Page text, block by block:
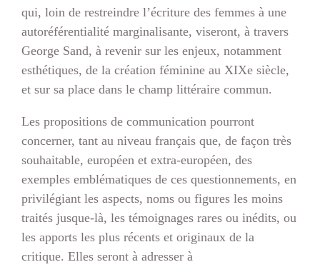
qui, loin de restreindre l’écriture des femmes à une
autoréférentialité marginalisante, viseront, à travers
George Sand, à revenir sur les enjeux, notamment
esthétiques, de la création féminine au XIXe siècle,
et sur sa place dans le champ littéraire commun.
Les propositions de communication pourront
concerner, tant au niveau français que, de façon très
souhaitable, européen et extra-européen, des
exemples emblématiques de ces questionnements, en
privilégiant les aspects, noms ou figures les moins
traités jusque-là, les témoignages rares ou inédits, ou
les apports les plus récents et originaux de la
critique. Elles seront à adresser à